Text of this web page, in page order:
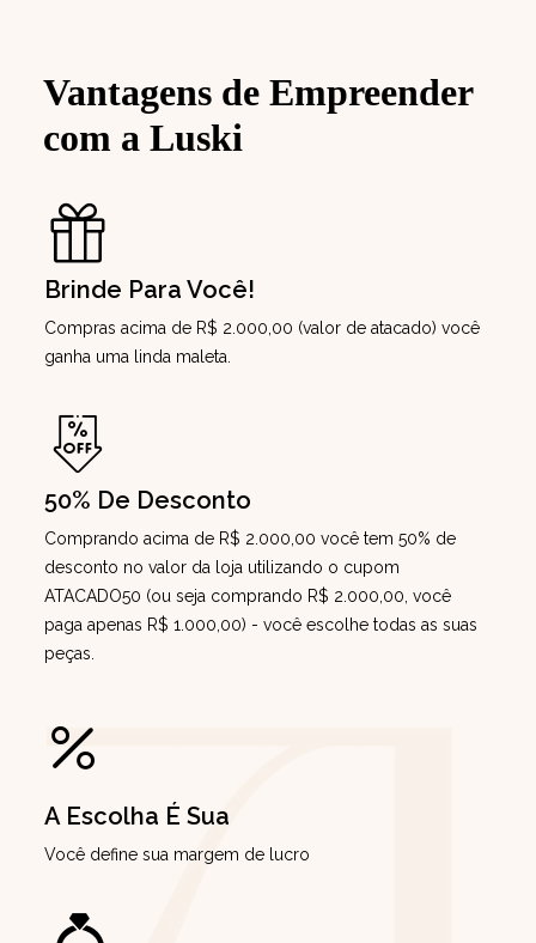
Vantagens de Empreender
com a Luski
Brinde Para Você!
Compras acima de R$ 2.000,00 (valor de atacado) você
ganha uma linda maleta.
50% De Desconto
Comprando acima de R$ 2.000,00 você tem 50% de
desconto no valor da loja utilizando o cupom
ATACADO50 (ou seja comprando R$ 2.000,00, você
paga apenas R$ 1.000,00) - você escolhe todas as suas
peças.
A Escolha É Sua
Você define sua margem de lucro